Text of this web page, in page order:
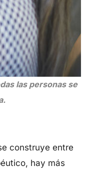
las personas se
construye entre
hay más